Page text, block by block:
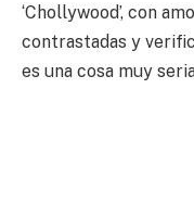
‘Chollywood’, con
contrastadas y
es una cosa muy